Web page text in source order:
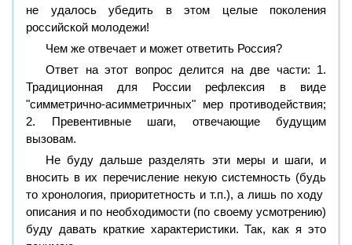
не удалось убедить в этом целые поколения
российской молодежи!
Чем же отвечает и может ответить Россия?
Ответ на этот вопрос делится на две части: 1.
Традиционная для России рефлексия в виде
"симметрично-асимметричных" мер противодействия;
2. Превентивные шаги, отвечающие будущим
вызовам.
Не буду дальше разделять эти меры и шаги, и
вносить в их перечисление некую системность (будь
то хронология, приоритетность и т.п.), а лишь по ходу
описания и по необходимости (по своему усмотрению)
буду давать краткие характеристики. Так, как я это